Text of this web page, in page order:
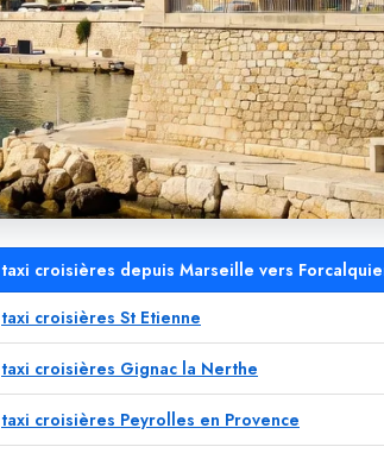
taxi croisières depuis Marseille vers
taxi croisières St Etienne
taxi croisières Gignac la Nerthe
taxi croisières Peyrolles en Provence